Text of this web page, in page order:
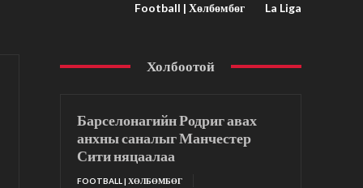
Football | Хөлбөмбөг La Liga
Холбоотой
Барселонагийн Родриг авах
анхны саналыг Манчестер
Сити няцаалаа
FOOTBALL | ХӨЛБӨМБӨГ